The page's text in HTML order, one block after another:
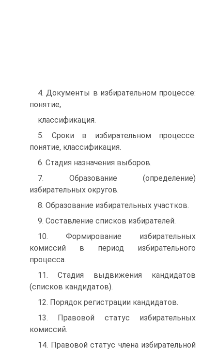
4. Документы в избирательном процессе:
понятие,
классификация.
5. Сроки в избирательном процессе:
понятие, классификация.
6. Стадия назначения выборов.
7. Образование (определение)
избирательных округов.
8. Образование избирательных участков.
9. Составление списков избирателей.
10. Формирование избирательных
комиссий в период избирательного
процесса.
11. Стадия выдвижения кандидатов
(списков кандидатов).
12. Порядок регистрации кандидатов.
13. Правовой статус избирательных
комиссий.
14. Правовой статус члена избирательной